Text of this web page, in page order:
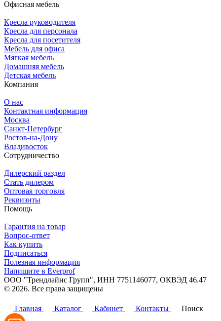
Офисная мебель
Кресла руководителя
Кресла для персонала
Кресла для посетителя
Мебель для офиса
Мягкая мебель
Домашняя мебель
Детская мебель
Компания
О нас
Контактная информация
Москва
Санкт-Петербург
Ростов-на-Дону
Владивосток
Сотрудничество
Дилерский раздел
Стать дилером
Оптовая торговля
Реквизиты
Помощь
Гарантия на товар
Вопрос-ответ
Как купить
Подписаться
Полезная информация
Напишите в Everprof
ООО "Трендлайнс Групп", ИНН 7751146077, ОКВЭД 46.47
© 2026. Все права защищены
Главная
Каталог Кабинет Контакты Поиск